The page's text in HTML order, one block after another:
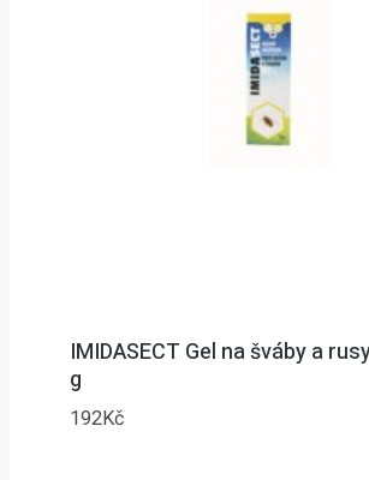
IMIDASECT Gel na šváby a
g
192Kč